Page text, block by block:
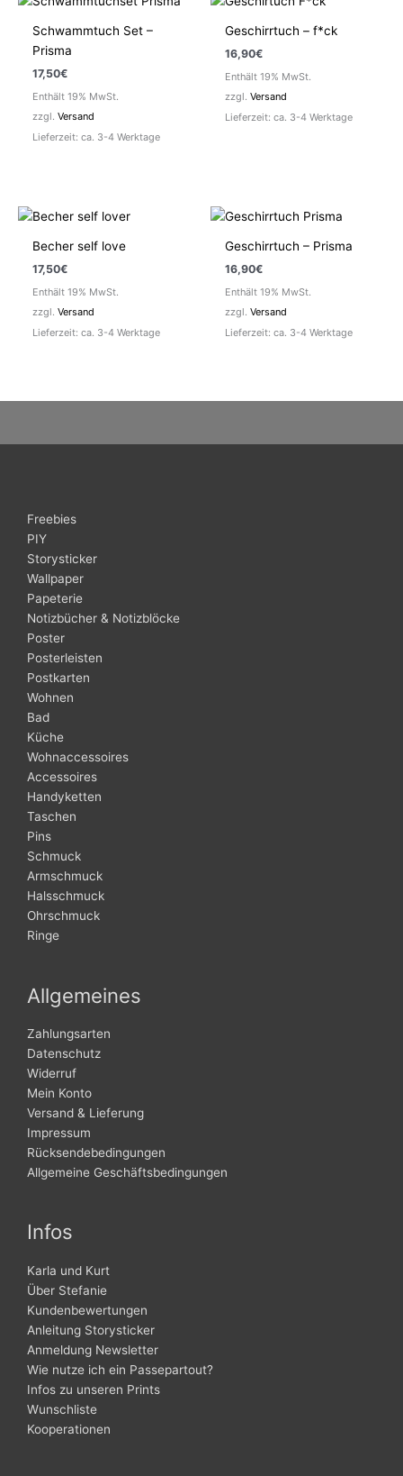
Schwammtuch Set –
Prisma
17,50€
Enthält 19% MwSt.
zzgl.Versand
Lieferzeit: ca. 3-4 Werktage
Geschirrtuch – f*ck
16,90€
Enthält 19% MwSt.
zzgl.Versand
Lieferzeit: ca. 3-4 Werktage
Becher self love
17,50€
Enthält 19% MwSt.
zzgl.Versand
Lieferzeit: ca. 3-4 Werktage
Geschirrtuch – Prisma
16,90€
Enthält 19% MwSt.
zzgl.Versand
Lieferzeit: ca. 3-4 Werktage
Freebies
PIY
Storysticker
Wallpaper
Papeterie
Notizbücher & Notizblöcke
Poster
Posterleisten
Postkarten
Wohnen
Bad
Küche
Wohnaccessoires
Accessoires
Handyketten
Taschen
Pins
Schmuck
Armschmuck
Halsschmuck
Ohrschmuck
Ringe
Allgemeines
Zahlungsarten
Datenschutz
Widerruf
Mein Konto
Versand & Lieferung
Impressum
Rücksendebedingungen
Allgemeine Geschäftsbedingungen
Infos
Karla und Kurt
Über Stefanie
Kundenbewertungen
Anleitung Storysticker
Anmeldung Newsletter
Wie nutze ich ein Passepartout?
Infos zu unseren Prints
Wunschliste
Kooperationen